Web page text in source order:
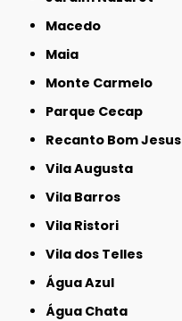
Macedo
Maia
Monte Carmelo
Parque Cecap
Recanto Bom Jesus
Vila Augusta
Vila Barros
Vila Ristori
Vila dos Telles
Água Azul
Água Chata